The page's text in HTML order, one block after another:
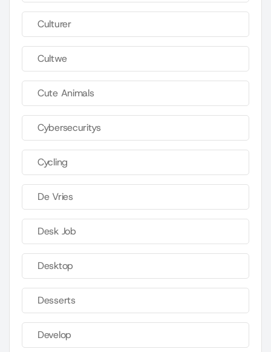
Culturer
Cultwe
Cute Animals
Cybersecuritys
Cycling
De Vries
Desk Job
Desktop
Desserts
Develop